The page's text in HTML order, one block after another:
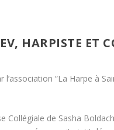
HARPISTE ET
l’association “La Harpe à
Collégiale de Sasha